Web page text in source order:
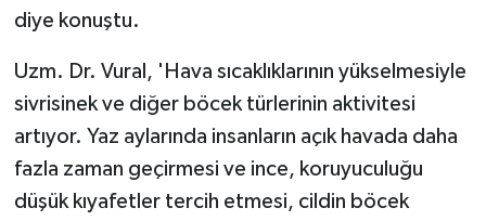
diye konuştu.
Uzm. Dr. Vural, 'Hava sıcaklıklarının yükselmesiyle
sivrisinek ve diğer böcek türlerinin aktivitesi
artıyor. Yaz aylarında insanların açık havada daha
fazla zaman geçirmesi ve ince, koruyuculuğu
düşük kıyafetler tercih etmesi, cildin böcek